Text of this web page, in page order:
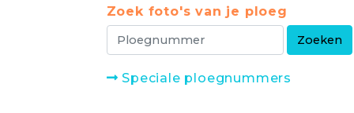
Zoek foto's van je ploeg
Speciale ploegnummers